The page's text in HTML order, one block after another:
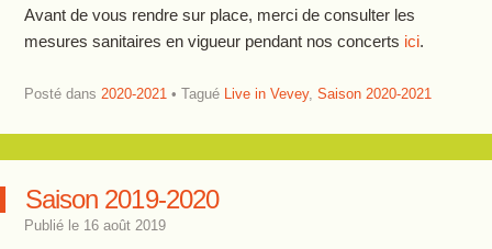
Avant de vous rendre sur place, merci de consulter les
mesures sanitaires en vigueur pendant nos concerts ici.
Posté dans 2020-2021 Tagué Live in Vevey, Saison 2020-2021
Saison 2019-2020
Publié le 16 août 2019